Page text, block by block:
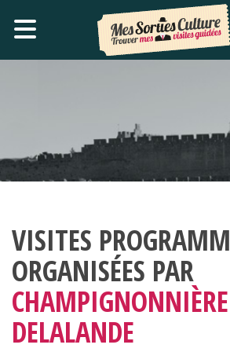
VISITES
ORGANISÉES PAR
CHAMPIGNONNIÈRE
DELALANDE